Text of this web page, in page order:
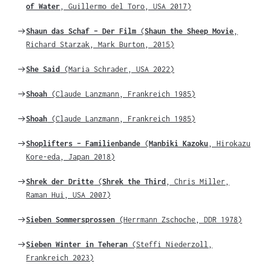
zu
of Water , Guillermo del Toro, USA 2017)
Weiter
zu
Shaun das Schaf – Der Film (Shaun the Sheep Movie
Richard Starzak, Mark Burton, 2015)
Weiter
She Said (Maria Schrader, USA 2022)
Weiter
Shoah (Claude Lanzmann, Frankreich 1985)
Weiter
Shoah (Claude Lanzmann, Frankreich 1985)
Weiter
zu
Shoplifters – Familienbande (Manbiki Kazoku , Hirokazu
Kore-eda, Japan 2018)
Weiter
zu
Shrek der Dritte (Shrek the Third
, Chris Miller,
Raman Hui, USA 2007)
Weiter
Sieben Sommersprossen (Herrmann Zschoche, DDR 1978)
Weiter
zu
Sieben Winter in Teheran (Steffi Niederzoll,
Frankreich 2023)